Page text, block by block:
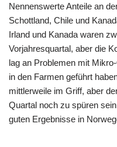
Nennenswerte Anteile an
Schottland, Chile und
Irland und Kanada waren
Vorjahresquartal, aber die
lag an Problemen mit
in den Farmen geführt
mittlerweile im Griff, aber
Quartal noch zu spüren
guten Ergebnisse in